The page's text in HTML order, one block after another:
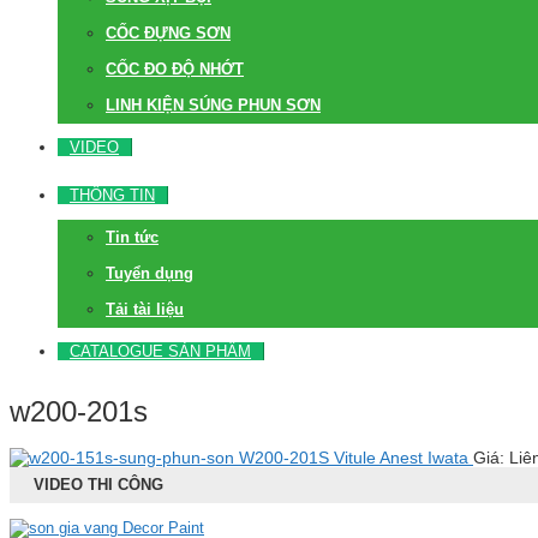
CỐC ĐỰNG SƠN
CỐC ĐO ĐỘ NHỚT
LINH KIỆN SÚNG PHUN SƠN
VIDEO
THÔNG TIN
Tin tức
Tuyển dụng
Tải tài liệu
CATALOGUE SẢN PHẨM
w200-201s
W200-201S Vitule Anest Iwata Giá:
VIDEO THI CÔNG